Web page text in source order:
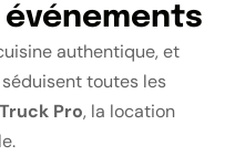
authentique, et
toutes les
Pro, la location